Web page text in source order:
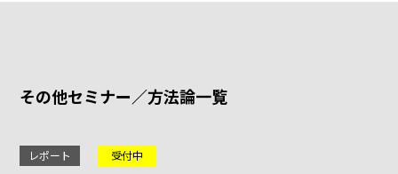
その他セミナー／方法論一覧
レポート 受付中